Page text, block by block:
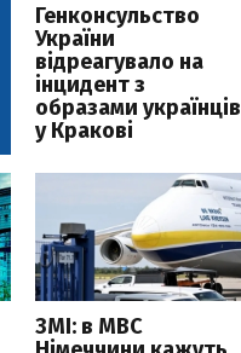
Генконсульство
України
відреагувало на
інцидент з
образами українців
у Кракові
ЗМІ: в МВС